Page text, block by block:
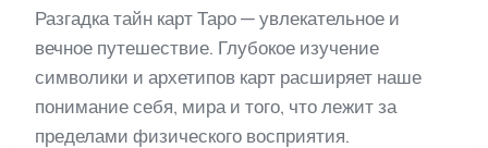
Разгадка тайн карт Таро — увлекательное и
вечное путешествие. Глубокое изучение
символики и архетипов карт расширяет наше
понимание себя, мира и того, что лежит за
пределами физического восприятия.